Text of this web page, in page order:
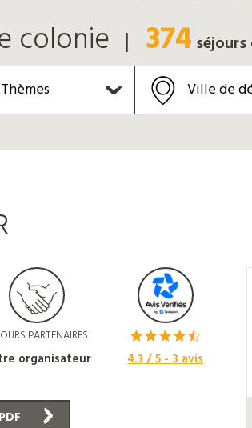
colonie 374 séjours
Thèmes Ville de
PARTENAIRES
organisateur 4.3/ 5 -3avis